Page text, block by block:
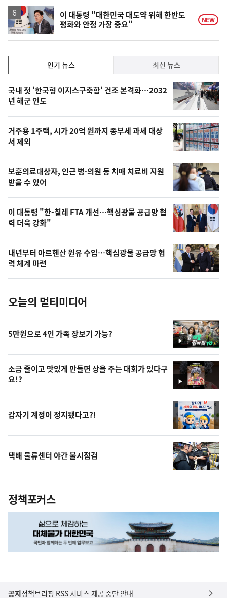
이 대통령 "대한민국 대도약 위해 한반도
평화와 안정 가장 중요"
NEW
기,
최
신,
오
늘
의
영
상
오
늘
의
사
진
인기 뉴스 최신 뉴스
기
뉴
스
국내 첫 '한국형 이지스구축함' 건조 본격화…2032
년 해군 인도
거주용 1주택, 시가 20억 원까지 종부세 과세 대상
서 제외
보훈의료대상자, 인근 병·의원 등 치매 치료비 지원
받을 수 있어
이 대통령 "한-칠레 FTA 개선…핵심광물 공급망 협
력 더욱 강화"
내년부터 아르헨산 원유 수입…핵심광물 공급망 협
력 체계 마련
오늘의 멀티미디어
영
상
5만원으로 4인 가족 장보기 가능?
영
상
소금 줄이고 맛있게 만들면 상을 주는 대회가 있다구
요!?
갑자기 계정이 정지됐다고?!
택배 물류센터 야간 불시점검
정책포커스
공지정책브리핑 RSS 서비스 제공 중단 안내